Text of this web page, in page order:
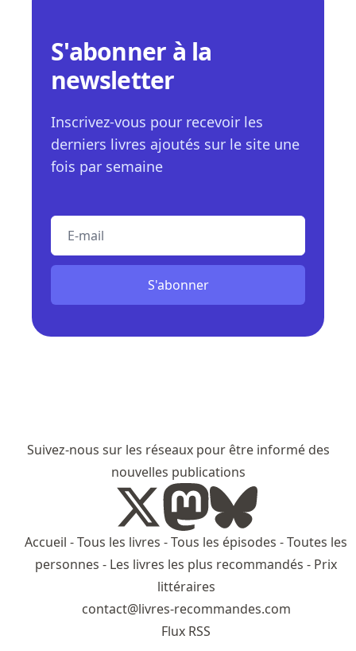
S'abonner à la
newsletter
Inscrivez-vous pour recevoir les
derniers livres ajoutés sur le site une
fois par semaine
S'abonner
Suivez-nous sur les réseaux pour être informé des
nouvelles publications
Accueil -Tous les livres -Tous les épisodes -Toutes les
personnes - Les livres les plus recommandés - Prix
littéraires
contact@livres-recommandes.com
Flux RSS